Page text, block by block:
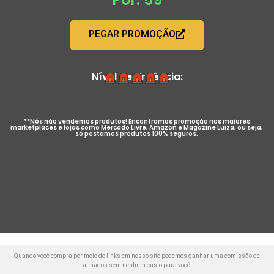
PEGAR PROMOÇÃO
Nível de Urgência:
**Nós não vendemos produtos! Encontramos promoção nos maiores
marketplaces e lojas como Mercado Livre, Amazon e Magazine Luiza, ou seja,
só postamos produtos 100% seguros.
Quando você compra por meio de links em nosso site podemos ganhar uma comissão de
afiliados sem nenhum custo para você.